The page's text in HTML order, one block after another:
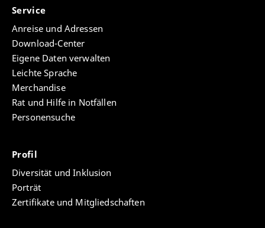
Service
Anreise und Adressen
Download-Center
Eigene Daten verwalten
Leichte Sprache
Merchandise
Rat und Hilfe in Notfällen
Personensuche
Profil
Diversität und Inklusion
Porträt
Zertifikate und Mitgliedschaften